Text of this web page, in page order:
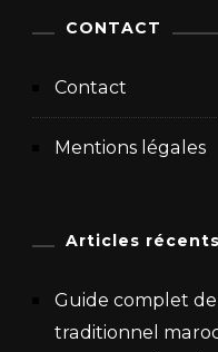
CONTACT
Contact
Mentions légales
Articles récents
Guide complet
traditionnel